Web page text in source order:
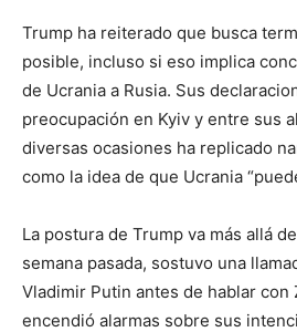
Trump ha reiterado que busca
posible, incluso si eso implica
de Ucrania a Rusia. Sus
preocupación en Kyiv y entre sus
diversas ocasiones ha replicado
como la idea de que Ucrania
La postura de Trump va más allá
semana pasada, sostuvo una
Vladimir Putin antes de hablar con
encendió alarmas sobre sus